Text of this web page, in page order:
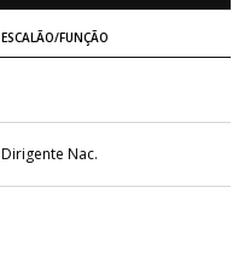
ESCALÃO/FUNÇÃO
Dirigente Nac.